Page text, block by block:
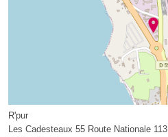
R'pur
Les Cadesteaux 55 Route Nationale 113